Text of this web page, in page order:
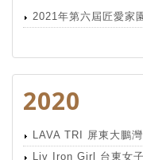
2021年第六屆匠愛家
2020
LAVA TRI 屏東大鵬
Liv Iron Girl 台東女